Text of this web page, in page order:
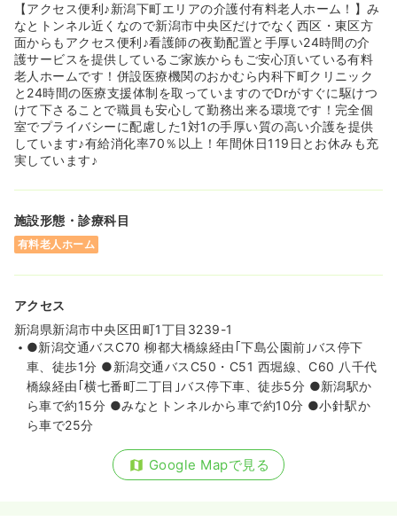
【アクセス便利♪新潟下町エリアの介護付有料老人ホーム！】み
なとトンネル近くなので新潟市中央区だけでなく西区・東区方
面からもアクセス便利♪看護師の夜勤配置と手厚い24時間の介
護サービスを提供しているご家族からもご安心頂いている有料
老人ホームです！併設医療機関のおかむら内科下町クリニック
と24時間の医療支援体制を取っていますのでDrがすぐに駆けつ
けて下さることで職員も安心して勤務出来る環境です！完全個
室でプライバシーに配慮した1対1の手厚い質の高い介護を提供
しています♪有給消化率70％以上！年間休日119日とお休みも充
実しています♪
施設形態・診療科目
有料老人ホーム
アクセス
新潟県新潟市中央区田町1丁目3239-1
●新潟交通バスC70 柳都大橋線経由｢下島公園前｣バス停下
車、徒歩1分 ●新潟交通バスC50・C51 西堀線、C60 八千代
橋線経由｢横七番町二丁目｣バス停下車、徒歩5分 ●新潟駅か
ら車で約15分 ●みなとトンネルから車で約10分 ●小針駅か
ら車で25分
Google Mapで見る